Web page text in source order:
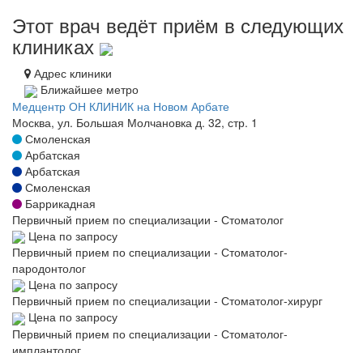
Этот врач ведёт приём в следующих
клиниках
Адрес клиники
Ближайшее метро
Медцентр ОН КЛИНИК на Новом Арбате
Москва, ул. Большая Молчановка д. 32, стр. 1
Смоленская
Арбатская
Арбатская
Смоленская
Баррикадная
Первичный прием по специализации - Стоматолог
Цена по запросу
Первичный прием по специализации - Стоматолог-
пародонтолог
Цена по запросу
Первичный прием по специализации - Стоматолог-хирург
Цена по запросу
Первичный прием по специализации - Стоматолог-
имплантолог